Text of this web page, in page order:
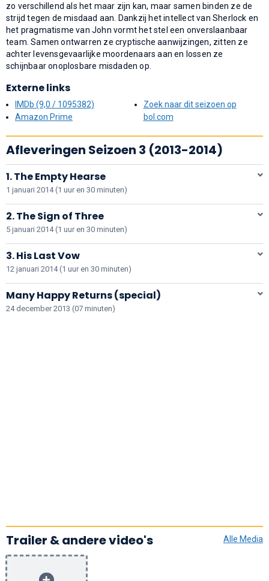
zo verschillend als het maar zijn kan, maar samen binden ze de
strijd tegen de misdaad aan. Dankzij het intellect van Sherlock en
het pragmatisme van John vormt het stel een onverslaanbaar
team. Samen ontwarren ze cryptische aanwijzingen, zitten ze
achter levensgevaarlijke moordenaars aan en lossen ze
schijnbaar onoplosbare misdaden op.
Externe links
IMDb (9,0 / 1095382)
Amazon Prime
Zoek naar dit seizoen op
bol.com
Afleveringen Seizoen 3 (2013-2014)
1. The Empty Hearse
1 januari 2014 (1 uur en 30 minuten)
2. The Sign of Three
5 januari 2014 (1 uur en 30 minuten)
3. His Last Vow
12 januari 2014 (1 uur en 30 minuten)
Many Happy Returns (special)
24 december 2013 (07 minuten)
Trailer & andere video's Alle Media